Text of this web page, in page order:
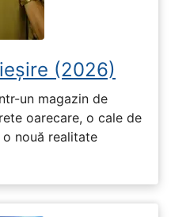
(2026)
un magazin de
oarecare, o cale de
nouă realitate